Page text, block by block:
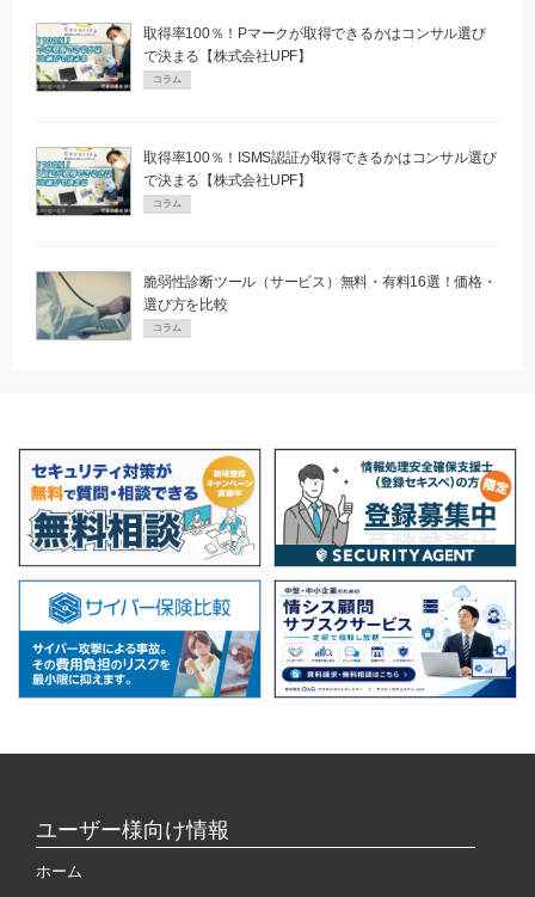
取得率100％！Pマークが取得できるかはコンサル選び
で決まる【株式会社UPF】
コラム
取得率100％！ISMS認証が取得できるかはコンサル選び
で決まる【株式会社UPF】
コラム
脆弱性診断ツール（サービス）無料・有料16選！価格・
選び方を比較
コラム
ユーザー様向け情報
ホーム